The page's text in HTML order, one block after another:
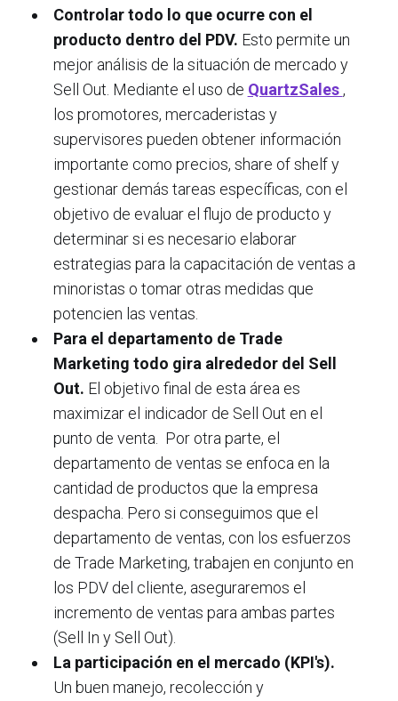
Controlar todo lo que ocurre con el
producto dentro del PDV. Esto permite un
mejor análisis de la situación de mercado y
Sell Out. Mediante el uso de QuartzSales,
los promotores, mercaderistas y
supervisores pueden obtener información
importante como precios, share of shelf y
gestionar demás tareas específicas, con el
objetivo de evaluar el flujo de producto y
determinar si es necesario elaborar
estrategias para la capacitación de ventas a
minoristas o tomar otras medidas que
potencien las ventas.
Para el departamento de Trade
Marketing todo gira alrededor del Sell
Out. El objetivo final de esta área es
maximizar el indicador de Sell Out en el
punto de venta. Por otra parte, el
departamento de ventas se enfoca en la
cantidad de productos que la empresa
despacha. Pero si conseguimos que el
departamento de ventas, con los esfuerzos
de Trade Marketing, trabajen en conjunto en
los PDV del cliente, aseguraremos el
incremento de ventas para ambas partes
(Sell In y Sell Out).
La participación en el mercado (KPI's).
Un buen manejo, recolección y